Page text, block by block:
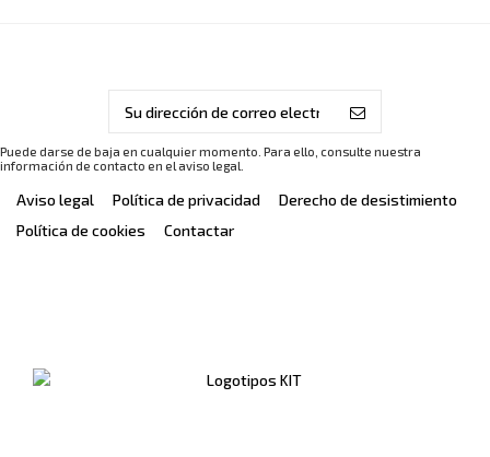
Puede darse de baja en cualquier momento. Para ello, consulte nuestra
información de contacto en el aviso legal.
Aviso legal Política de privacidad
Derecho de desistimiento
Política de cookies
Contactar